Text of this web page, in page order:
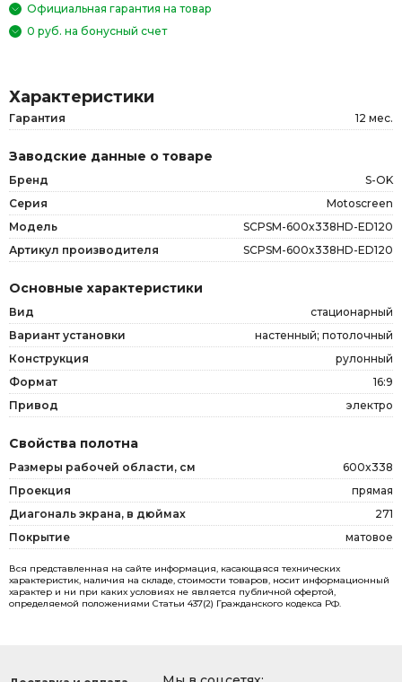
Официальная гарантия на товар
0 руб. на бонусный счет
Характеристики
Гарантия 12 мес.
Заводские данные о товаре
Бренд
S-OK
Серия
Motoscreen
Модель
SCPSM-600x338HD-ED120
Артикул производителя
SCPSM-600x338HD-ED120
Основные характеристики
Вид
стационарный
Вариант установки
настенный; потолочный
Конструкция
рулонный
Формат
16:9
Привод
электро
Свойства полотна
Размеры рабочей области, см
600x338
Проекция
прямая
Диагональ экрана, в дюймах
271
Покрытие
матовое
Вся представленная на сайте информация, касающаяся технических
характеристик, наличия на складе, стоимости товаров, носит информационный
характер и ни при каких условиях не является публичной офертой,
определяемой положениями Статьи 437(2) Гражданского кодекса РФ.